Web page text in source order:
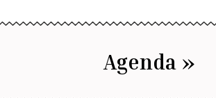
Agenda »